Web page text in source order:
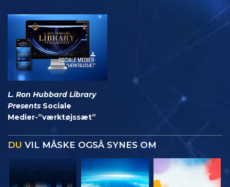
L. Ron Hubbard Library
Presents Sociale
Medier-”værktøjssæt”
DU VIL MÅSKE OGSÅ SYNES OM